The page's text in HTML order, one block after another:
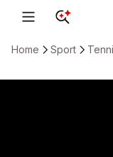
Home Sport